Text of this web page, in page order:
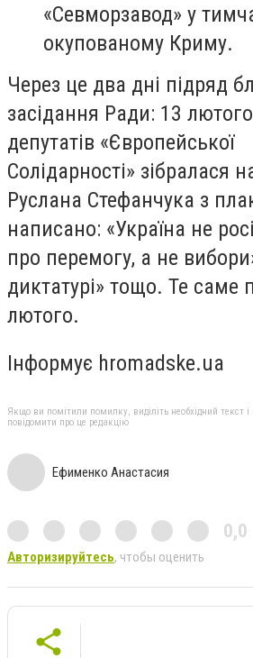
«Севморзавод» у
окупованому Криму.
Через це два дні підряд
засідання Ради: 13
депутатів «Європейської
Солідарності» зібралася
Руслана Стефанчука з
написано: «Україна не
про перемогу, а не
диктатурі» тощо. Те саме
лютого.
Інформує hromadske.ua
Якщо ви помітили помилку, виділіть необхідний текст
повідомити про це редакцію
Ефименко Анастасия
0,0
Авторизируйтесь, чтобы оценить